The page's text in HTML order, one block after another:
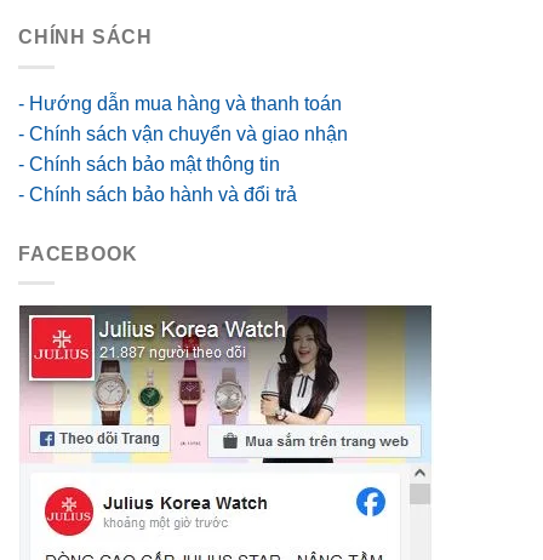
CHÍNH SÁCH
- Hướng dẫn mua hàng và thanh toán
- Chính sách vận chuyển và giao nhận
- Chính sách bảo mật thông tin
- Chính sách bảo hành và đổi trả
FACEBOOK